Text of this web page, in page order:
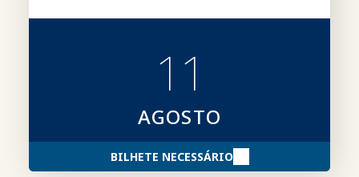
11
AGOSTO
BILHETE NECESSÁRIO